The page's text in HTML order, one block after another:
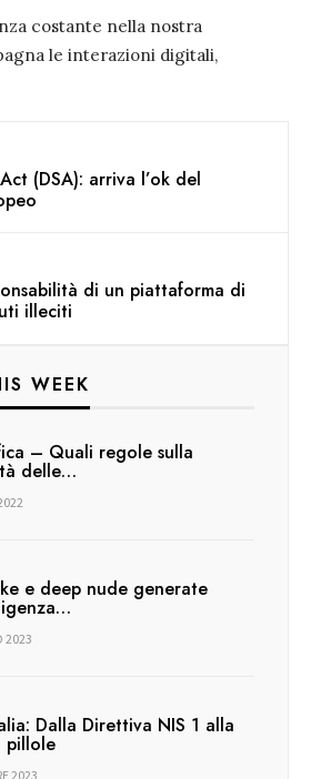
costante nella nostra
le interazioni digitali,
(DSA): arriva l’ok del
di un piattaforma di
illeciti
WEEK
– Quali regole sulla
delle…
e deep nude generate
2023
Dalla Direttiva NIS 1 alla
pillole
2023